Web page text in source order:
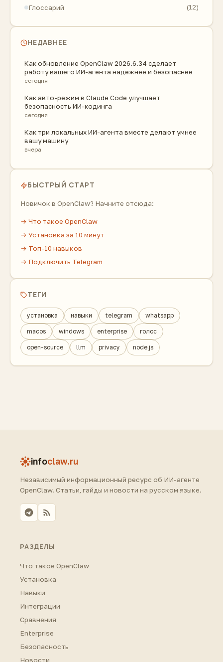
Глоссарий (12)
НЕДАВНЕЕ
Как обновление OpenClaw 2026.6.34 сделает
работу вашего ИИ-агента надежнее и безопаснее
сегодня
Как авто-режим в Claude Code улучшает
безопасность ИИ-кодинга
сегодня
Как три локальных ИИ-агента вместе делают умнее
вашу машину
вчера
БЫСТРЫЙ СТАРТ
Новичок в OpenClaw? Начните отсюда:
→ Что такое OpenClaw
→ Установка за 10 минут
→ Топ-10 навыков
→ Подключить Telegram
ТЕГИ
установка навыки telegram whatsapp
macos windows enterprise голос
open-source llm privacy node.js
infoclaw.ru
Независимый информационный ресурс об ИИ-агенте
OpenClaw. Статьи, гайды и новости на русском языке.
РАЗДЕЛЫ
Что такое OpenClaw
Установка
Навыки
Интеграции
Сравнения
Enterprise
Безопасность
Новости